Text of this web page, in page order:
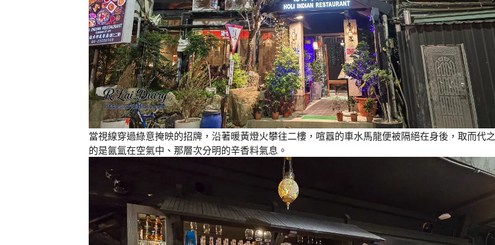
當視線穿過綠意掩映的招牌，沿著暖黃燈火攀往二樓，喧囂的車水馬龍便被隔絕在身後，取而代之
的是氤氳在空氣中、那層次分明的辛香料氣息。